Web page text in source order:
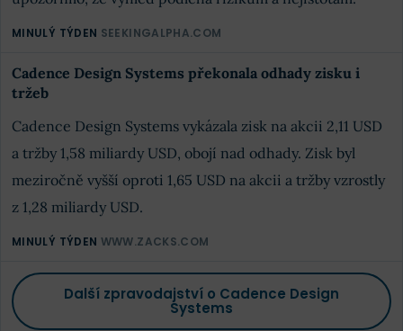
MINULÝ TÝDEN SEEKINGALPHA.COM
Cadence Design Systems překonala odhady zisku i
tržeb
Cadence Design Systems vykázala zisk na akcii 2,11 USD
a tržby 1,58 miliardy USD, obojí nad odhady. Zisk byl
meziročně vyšší oproti 1,65 USD na akcii a tržby vzrostly
z 1,28 miliardy USD.
MINULÝ TÝDEN WWW.ZACKS.COM
Další zpravodajství o Cadence Design
Systems